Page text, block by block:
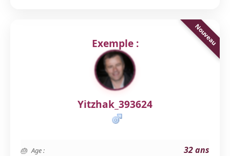
Exemple :
Yitzhak_393624
Age : 32 ans